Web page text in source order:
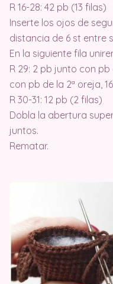
R 16-28: 42 pb (13 filas)
Inserte los ojos de
distancia de 6 st entre
En la siguiente fila
R 29: 2 pb junto con pb
con pb de la 2ª oreja,
R 30-31: 12 pb (2 filas)
Dobla la abertura
juntos.
Rematar.